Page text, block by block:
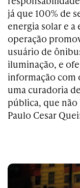
já que 100% de
energia solar e
operação
usuário de
iluminação, e
informação com
uma curadoria
pública, que não
Paulo Cesar